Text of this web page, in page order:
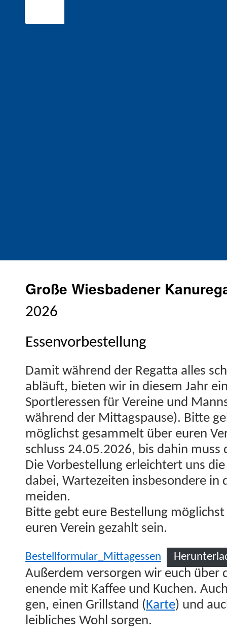
Große Wiesbadener
2026
Essenvorbestellung
Damit während der Regat­ta alles
abläuft, bieten wir in diesem Jahr
Sportler­essen für Vere­ine und
während der Mit­tagspause). Bitte
möglichst gesam­melt über euren
schluss 24.05.2026, bis dahin muss
Die Vorbestel­lung erle­ichtert uns
dabei, Wartezeit­en ins­beson­dere in
mei­den.
Bitte gebt eure Bestel­lung
euren Vere­in gezahlt sein.
Bestellformular_Mittagessen
Außer­dem ver­sor­gen wir euch über
enende mit Kaf­fee und Kuchen.
gen, einen Grill­stand (Karte) und
leib­lich­es Wohl sorgen.